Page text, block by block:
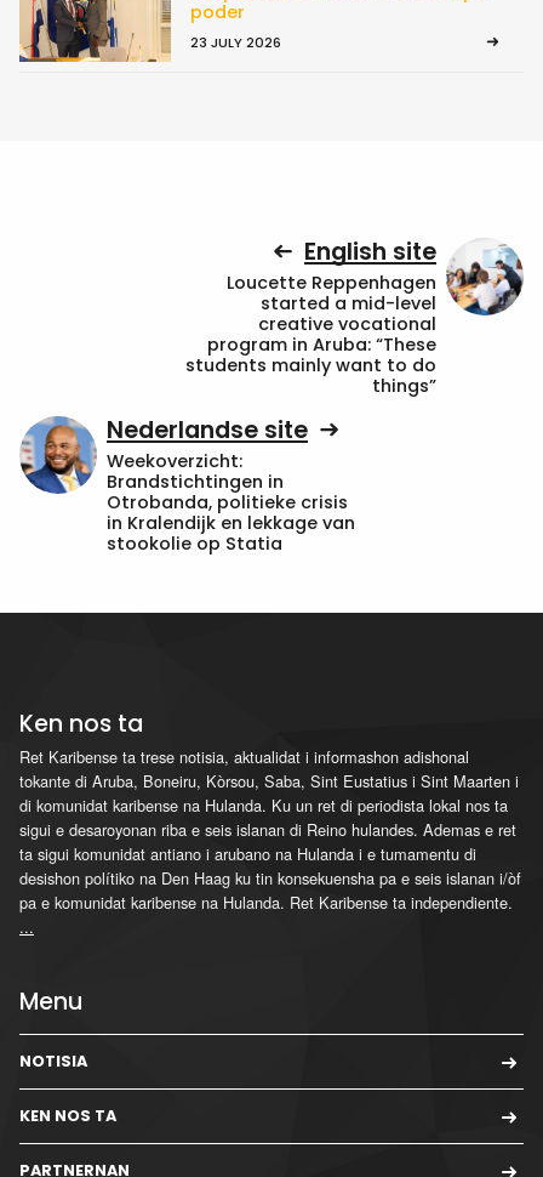
poder
23 JULY 2026
English site
Loucette Reppenhagen
started a mid-level
creative vocational
program in Aruba: “These
students mainly want to do
things”
Nederlandse site
Weekoverzicht:
Brandstichtingen in
Otrobanda, politieke crisis
in Kralendijk en lekkage van
stookolie op Statia
Ken nos ta
Ret Karibense ta trese notisia, aktualidat i informashon adishonal
tokante di Aruba, Boneiru, Kòrsou, Saba, Sint Eustatius i Sint Maarten i
di komunidat karibense na Hulanda. Ku un ret di periodista lokal nos ta
sigui e desaroyonan riba e seis islanan di Reino hulandes. Ademas e ret
ta sigui komunidat antiano i arubano na Hulanda i e tumamentu di
desishon polítiko na Den Haag ku tin konsekuensha pa e seis islanan i/òf
pa e komunidat karibense na Hulanda. Ret Karibense ta independiente.
...
Menu
NOTISIA
KEN NOS TA
PARTNERNAN